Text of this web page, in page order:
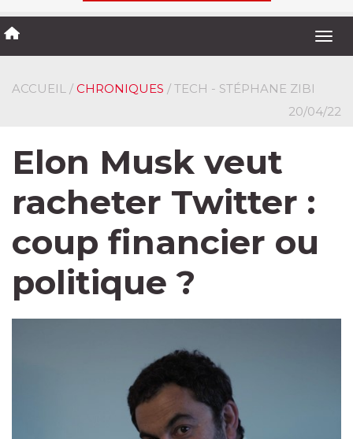
ACCUEIL / CHRONIQUES / TECH - STÉPHANE ZIBI
20/04/22
Elon Musk veut
racheter Twitter :
coup financier ou
politique ?